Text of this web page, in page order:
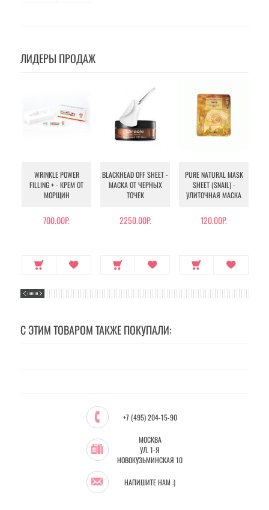
ЛИДЕРЫ ПРОДАЖ
WRINKLE POWER
FILLING + - КРЕМ ОТ
МОРЩИН
700.00Р.
BLACKHEAD OFF SHEET -
МАСКА ОТ ЧЕРНЫХ
ТОЧЕК
2250.00Р.
PURE NATURAL MASK
SHEET (SNAIL) -
УЛИТОЧНАЯ МАСКА
120.00Р.
С ЭТИМ ТОВАРОМ ТАКЖЕ ПОКУПАЛИ:
+7 (495) 204-15-90
МОСКВА
УЛ. 1-Я
НОВОКУЗЬМИНСКАЯ 10
НАПИШИТЕ НАМ :)